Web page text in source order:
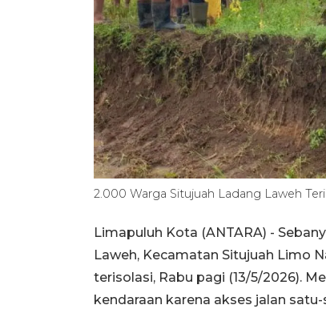
2.000 Warga Situjuah Ladang Laweh
Limapuluh Kota (ANTARA) -
Laweh, Kecamatan Situjuah Limo
terisolasi, Rabu pagi (13/5/2026).
kendaraan karena akses jalan